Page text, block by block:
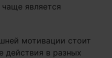
является
мотивации стоит
действия в разных